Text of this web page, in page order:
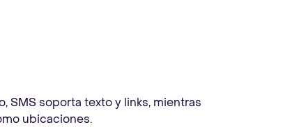
SMS soporta texto y links, mientras
ubicaciones.